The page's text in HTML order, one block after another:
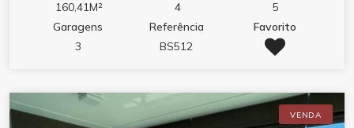
160,41M²
4
5
Garagens
3
Referência
BS512
Favorito
VENDA